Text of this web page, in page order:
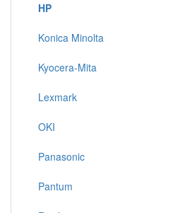
HP
Konica Minolta
Kyocera-Mita
Lexmark
OKI
Panasonic
Pantum